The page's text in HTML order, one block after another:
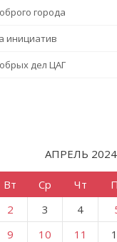
города
инициатив
дел ЦАГ
АПРЕЛЬ 2024
Вт Ср Чт
2 3 4
9 10 11